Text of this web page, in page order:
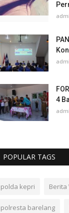
4
POPULAR TAGS
polda kepri Berita
polresta barelang